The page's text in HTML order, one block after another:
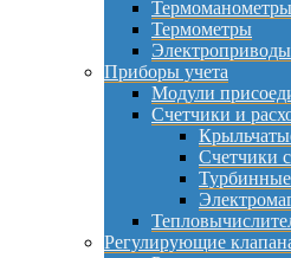
Термоманометры
Термометры
Электроприводы
Приборы учета
Модули
Счетчики и
Счетчики
Турбинные
Регулирующие